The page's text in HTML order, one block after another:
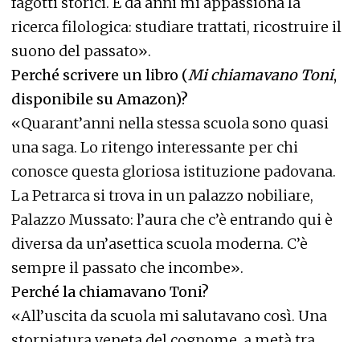
ricerca filologica: studiare trattati, ricostruire il
suono del passato».
Perché scrivere un libro (Mi chiamavano Toni,
disponibile su Amazon)?
«Quarant’anni nella stessa scuola sono quasi
una saga. Lo ritengo interessante per chi
conosce questa gloriosa istituzione padovana.
La Petrarca si trova in un palazzo nobiliare,
Palazzo Mussato: l’aura che c’è entrando qui è
diversa da un’asettica scuola moderna. C’è
sempre il passato che incombe».
Perché la chiamavano Toni?
«All’uscita da scuola mi salutavano così. Una